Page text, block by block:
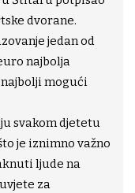
dvorane.
jedan od
najbolja
mogući
svakom djetetu
je iznimno važno
ljude na
za